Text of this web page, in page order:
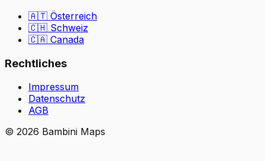
🇦🇹 Österreich
🇨🇭 Schweiz
🇨🇦 Canada
Rechtliches
Impressum
Datenschutz
AGB
© 2026 Bambini Maps